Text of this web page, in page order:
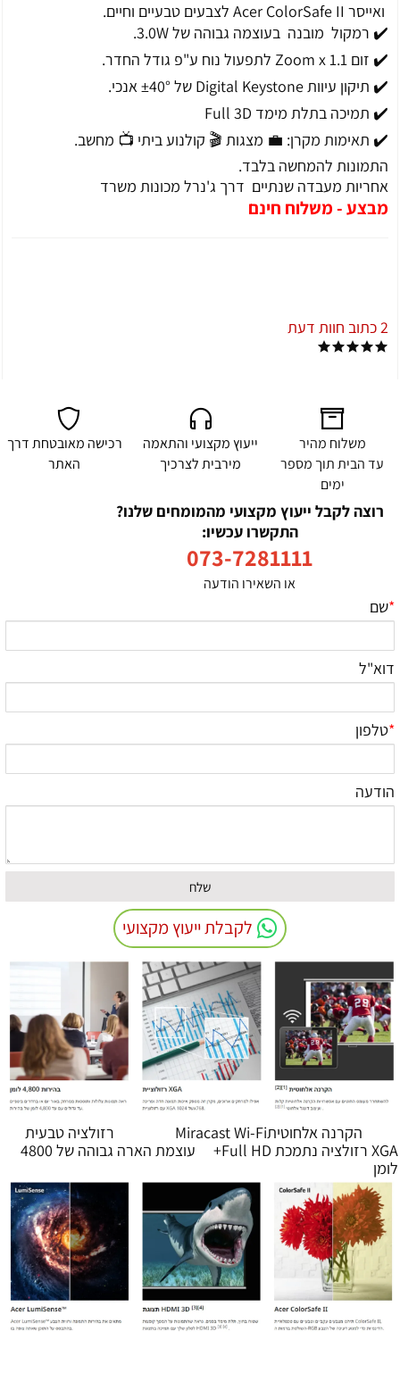
ואייסר Acer ColorSafe II לצבעים טבעיים וחיים.
✔️ רמקול מובנה בעוצמה גבוהה של 3.0W.
✔️ זום Zoom x 1.1 לתפעול נוח ע"פ גודל החדר.
✔️ תיקון עיוות Digital Keystone של ±40° אנכי.
✔️ תמיכה בתלת מימד Full 3D
✔️ תאימות מקרן: 💼 מצגות 🎬 קולנוע ביתי 📺 מחשב.
התמונות להמחשה בלבד.
אחריות מעבדה שנתיים דרך ג'נרל מכונות משרד
מבצע - משלוח חינם
2 כתוב חוות דעת
משלוח מהיר
עד הבית תוך מספר
ימים
ייעוץ מקצועי והתאמה
מירבית לצרכיך
רכישה מאובטחת דרך
האתר
רוצה לקבל ייעוץ מקצועי מהמומחים שלנו?
התקשרו עכשיו:
073-7281111
או השאירו הודעה
*שם
דוא"ל
*טלפון
הודעה
לקבלת ייעוץ מקצועי
הקרנה אלחוטיתMiracast Wi-Fi רזולציה טבעית
XGA רזולציה נתמכת Full HD+ עוצמת הארה גבוהה של 4800
לומן